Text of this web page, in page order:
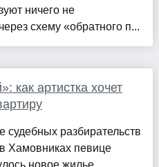
ничего не
схему «обратного п...
как артистка хочет
судебных разбирательств
Хамовниках певице
новое жилье.